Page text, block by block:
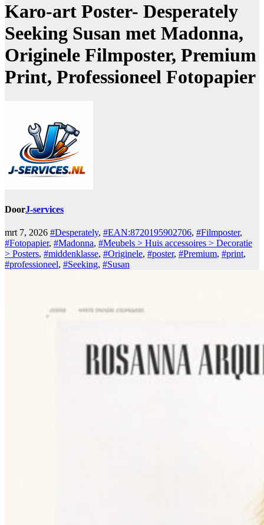
Karo-art Poster- Desperately
Seeking Susan met Madonna,
Originele Filmposter, Premium
Print, Professioneel Fotopapier
DoorJ-services
mrt 7, 2026 #Desperately, #EAN:8720195902706, #Filmposter,
#Fotopapier, #Madonna, #Meubels > Huis accessoires > Decoratie
> Posters, #middenklasse, #Originele, #poster, #Premium, #print,
#professioneel, #Seeking, #Susan